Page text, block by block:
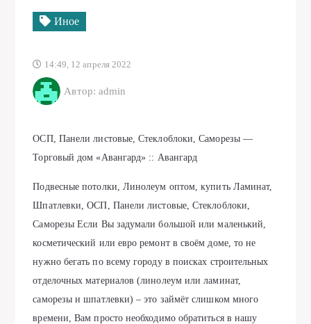
Иное
14:49, 12 апреля 2022
Автор: admin
ОСП, Панели листовые, Стеклоблоки, Саморезы —
Торговый дом «Авангард» :: Авангард
Подвесные потолки, Линолеум оптом, купить Ламинат,
Шпатлевки, ОСП, Панели листовые, Стеклоблоки,
Саморезы Если Вы задумали большой или маленький,
косметический или евро ремонт в своём доме, то не
нужно бегать по всему городу в поисках строительных
отделочных материалов (линолеум или ламинат,
саморезы и шпатлевки) – это займёт слишком много
времени, Вам просто необходимо обратиться в нашу